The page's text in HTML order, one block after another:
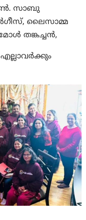
സാബു
ലൈസാമ്മ
തങ്കച്ചൻ,